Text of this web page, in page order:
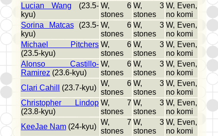
Lucian Wang (23.5-
kyu)
W, 6
stones
W, 3
stones
W, Even,
no komi
Sorina Matcas(23.5-
kyu)
W, 6
stones
W, 3
stones
W, Even,
no komi
Michael Pitchers
(23.5-kyu)
W, 6
stones
W, 3
stones
W, Even,
no komi
Alonso Castillo-
Ramirez (23.6-kyu)
W, 6
stones
W, 3
stones
W, Even,
no komi
Clari Cahill
(23.7-kyu)
W, 6
stones
W, 3
stones
W, Even,
no komi
Christopher Lindop
(23.8-kyu)
W, 7
stones
W, 3
stones
W, Even,
no komi
KeeJae Nam (24-kyu)
W, 7
stones
W, 3
stones
W, Even,
no komi